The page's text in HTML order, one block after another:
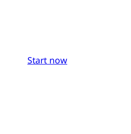
Start now